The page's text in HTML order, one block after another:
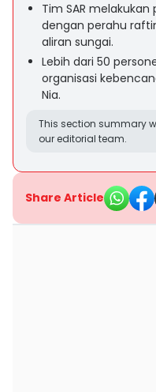
Tim SAR
dengan perahu
aliran sungai.
Lebih dari 50
organisasi
Nia.
This section summary
our editorial team.
Share Article